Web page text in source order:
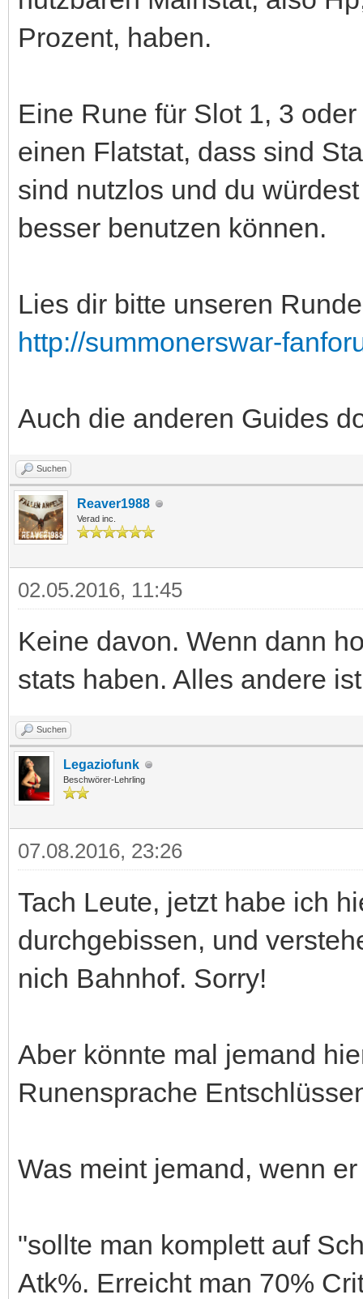
Prozent, haben.
Eine Rune für Slot 1, 3
einen Flatstat, dass sind
sind nutzlos und du
besser benutzen können.
Lies dir bitte unseren
http://summonerswar-
Auch die anderen Guides
Suchen
Reaver1988
Verad inc.
02.05.2016, 11:45
Keine davon. Wenn dann
stats haben. Alles andere
Suchen
Legaziofunk
Beschwörer-Lehrling
07.08.2016, 23:26
Tach Leute, jetzt habe ich
durchgebissen, und
nich Bahnhof. Sorry!
Aber könnte mal jemand
Runensprache
Was meint jemand, wenn
"sollte man komplett auf
Atk%. Erreicht man 70%